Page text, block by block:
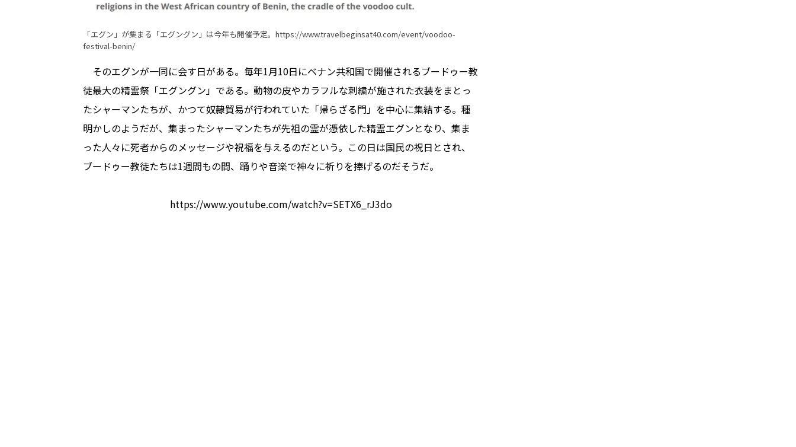
「エグン」が集まる「エグングン」は今年も開催予定。 https://www.travelbeginsat40.com/event/voodoo-
festival-benin/
そのエグンが一同に会す日がある。毎年1月10日にベナン共和国で開催されるブードゥー教
徒最大の精霊祭「エグングン」である。動物の皮やカラフルな刺繍が施された衣装をまとっ
たシャーマンたちが、かつて奴隷貿易が行われていた「帰らざる門」を中心に集結する。種
明かしのようだが、集まったシャーマンたちが先祖の霊が憑依した精霊エグンとなり、集ま
った人々に死者からのメッセージや祝福を与えるのだという。この日は国民の祝日とされ、
ブードゥー教徒たちは1週間もの間、踊りや音楽で神々に祈りを捧げるのだそうだ。
https://www.youtube.com/watch?v=SETX6_rJ3do